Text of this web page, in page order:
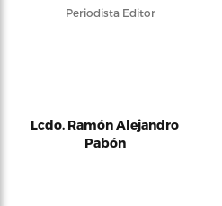
Periodista Editor
Lcdo. Ramón Alejandro
Pabón